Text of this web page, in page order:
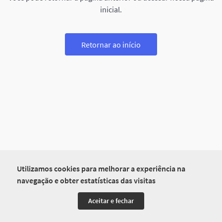
Utilizamos cookies para melhorar a experiência na
navegação e obter estatísticas das visitas
Aceitar e fechar
inicial.
Retornar ao início